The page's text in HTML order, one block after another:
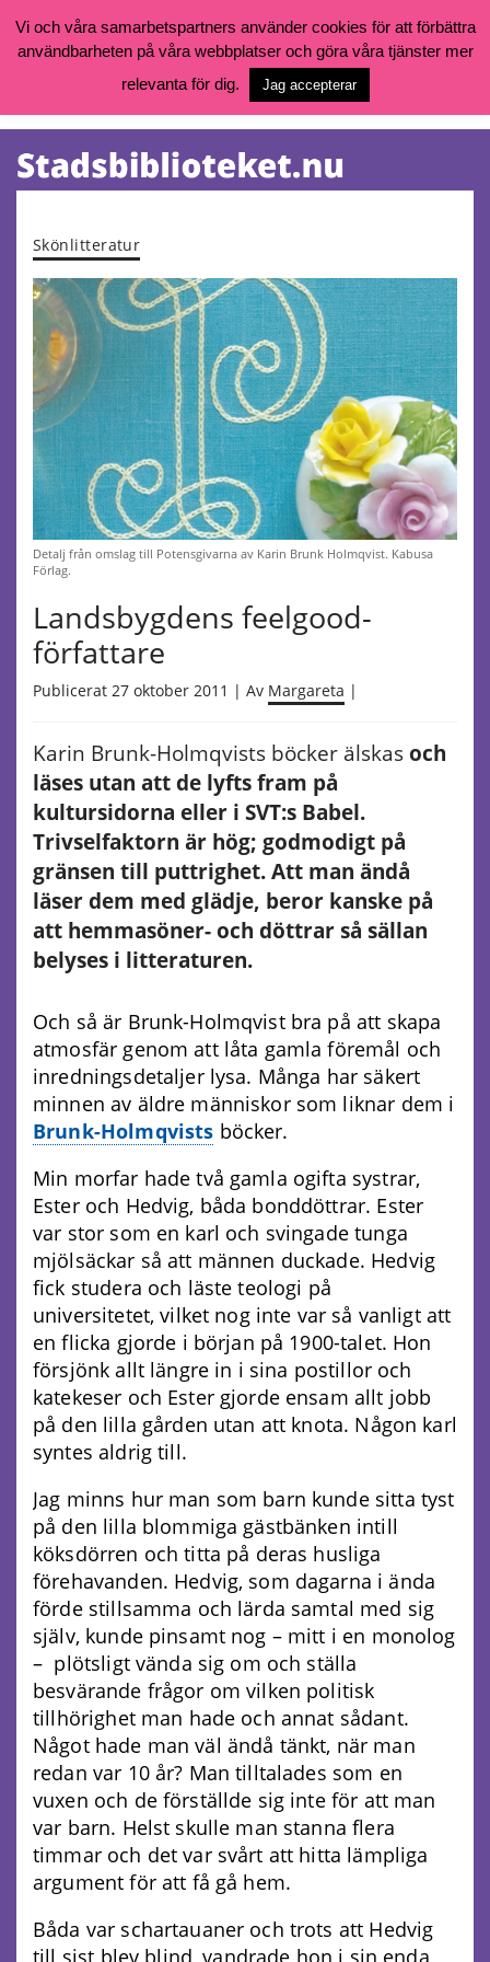
Vill du söka böcker, logga in på ditt bibliotekskonto eller nå övriga
goteborg.se/bibliotek
Öppettider, katalog och kontakt
Tjänster
Skönlitteratur
Detalj från omslag till Potensgivarna av Karin Brunk Holmqvist. Kabusa
Förlag.
Landsbygdens feelgood-
författare
Publicerat 27 oktober 2011 | Av Margareta |
Karin Brunk-Holmqvists böcker älskasoch
läses utan att de lyfts fram på
kultursidorna eller i SVT:s Babel.
Trivselfaktorn är hög; godmodigt på
gränsen till puttrighet. Att man ändå
läser dem med glädje, beror kanske på
att hemmasöner- och döttrar så sällan
belyses i litteraturen.
Och så är Brunk-Holmqvist bra på att skapa
atmosfär genom att låta gamla föremål och
inredningsdetaljer lysa. Många har säkert
minnen av äldre människor som liknar dem i
Brunk-Holmqvists böcker.
Min morfar hade två gamla ogifta systrar,
Ester och Hedvig, båda bonddöttrar. Ester
var stor som en karl och svingade tunga
mjölsäckar så att männen duckade. Hedvig
fick studera och läste teologi på
universitetet, vilket nog inte var så vanligt att
en flicka gjorde i början på 1900-talet. Hon
försjönk allt längre in i sina postillor och
katekeser och Ester gjorde ensam allt jobb
på den lilla gården utan att knota. Någon karl
syntes aldrig till.
Jag minns hur man som barn kunde sitta tyst
på den lilla blommiga gästbänken intill
köksdörren och titta på deras husliga
förehavanden. Hedvig, som dagarna i ända
förde stillsamma och lärda samtal med sig
själv, kunde pinsamt nog – mitt i en monolog
– plötsligt vända sig om och ställa
besvärande frågor om vilken politisk
tillhörighet man hade och annat sådant.
Något hade man väl ändå tänkt, när man
redan var 10 år? Man tilltalades som en
vuxen och de förställde sig inte för att man
var barn. Helst skulle man stanna flera
timmar och det var svårt att hitta lämpliga
argument för att få gå hem.
Båda var schartauaner och trots att Hedvig
till sist blev blind, vandrade hon i sin enda
Vi och våra samarbetspartners använder cookies för att förbättra
användbarheten på våra webbplatser och göra våra tjänster mer
relevanta för dig.
Jag accepterar